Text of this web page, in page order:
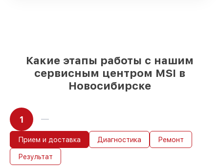
Какие этапы работы с нашим
сервисным центром MSI в
Новосибирске
1
Прием и доставка Диагностика Ремонт
Результат